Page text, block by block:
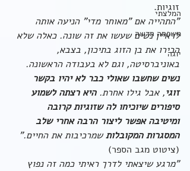
המלצתי
משפחה חדשה
יוגה
זוגיות.
"התהייה אם "מאוחר מדי" הניעה אותה
לראיין נשים שעשו את זה שונה. כאלה שלא
הכירו את בן הזוג בתיכון, בצבא,
באוניברסיטה, וגם לא בעבודה הראשונה.
נשים שחשבו שאולי כבר לא יהיו בקשר
זוגי, אבל גילו אחרת. היא רצתה לשמוע
סיפורים שיוכיחו לה שזוגיות קרובה
ומיטיבה אפשר ליצור הרבה אחרי שלב
המסגרות המקובלות שמרכיבות את החיים."
(ציטוט מגב הספר)
"מרגע שיצאתי לדרך ראיתי כמה זה נפוץ